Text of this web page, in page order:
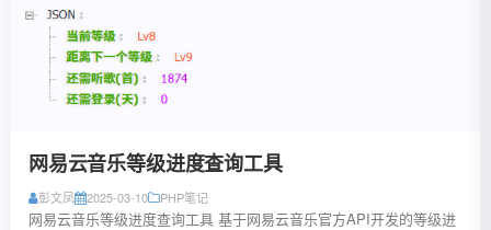
网易云音乐等级进度查询工具
彭文凤 2025-03-10 PHP笔记
网易云音乐等级进度查询工具 基于网易云音乐官方API开发的等级进